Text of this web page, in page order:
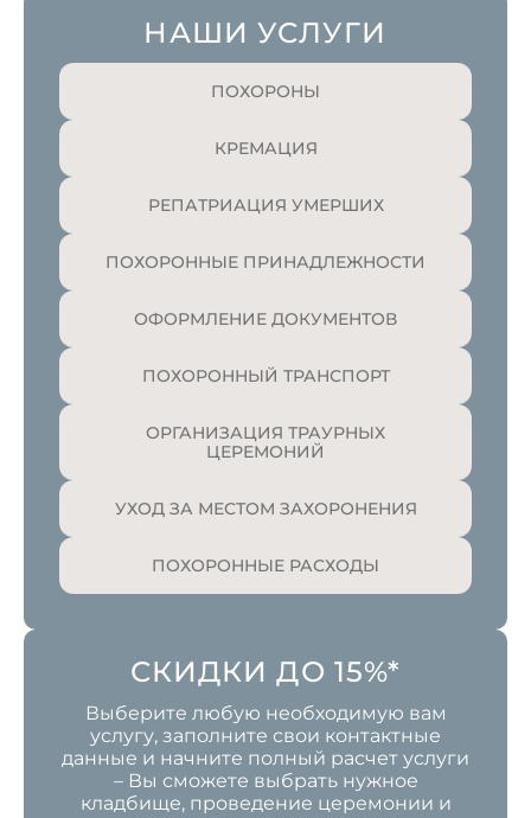
НАШИ УСЛУГИ
ПОХОРОНЫ
КРЕМАЦИЯ
РЕПАТРИАЦИЯ УМЕРШИХ
ПОХОРОННЫЕ ПРИНАДЛЕЖНОСТИ
ОФОРМЛЕНИЕ ДОКУМЕНТОВ
ПОХОРОННЫЙ ТРАНСПОРТ
ОРГАНИЗАЦИЯ ТРАУРНЫХ
ЦЕРЕМОНИЙ
УХОД ЗА МЕСТОМ ЗАХОРОНЕНИЯ
ПОХОРОННЫЕ РАСХОДЫ
СКИДКИ ДО 15%*
Выберите любую необходимую вам
услугу, заполните свои контактные
данные и начните полный расчет услуги
– Вы сможете выбрать нужное
кладбище, проведение церемонии и